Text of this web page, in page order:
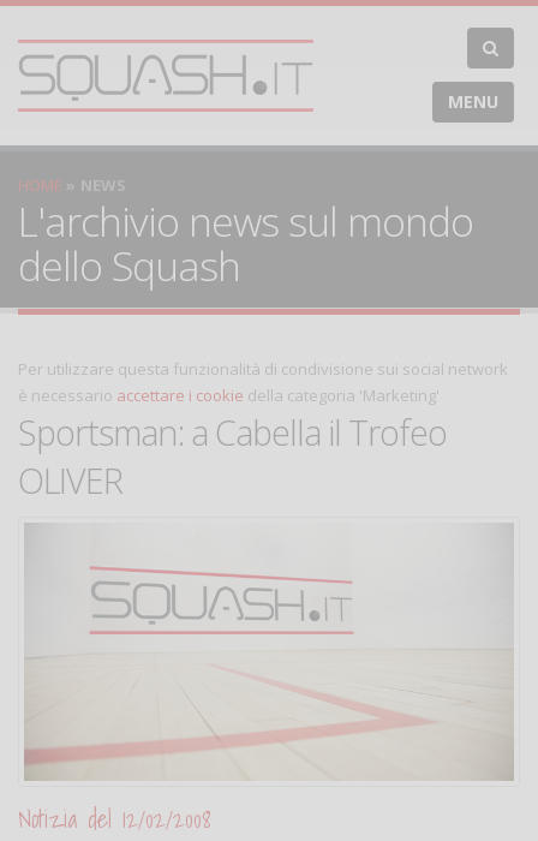
MENU
HOME NEWS
L'archivio news sul mondo
dello Squash
Per utilizzare questa funzionalità di condivisione sui social network
è necessario accettare i cookie della categoria 'Marketing'
Sportsman: a Cabella il Trofeo
OLIVER
Notizia del 12/02/2008